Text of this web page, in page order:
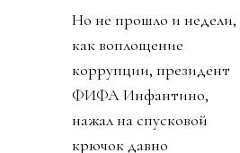
Но не прошло и недели,
как воплощение
коррупции, президент
ФИФА Инфантино,
нажал на спусковой
крючок давно